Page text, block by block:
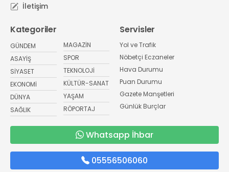
İletişim
Kategoriler
GÜNDEM
ASAYİŞ
SİYASET
EKONOMİ
DÜNYA
SAĞLIK
MAGAZİN
SPOR
TEKNOLOJİ
KÜLTÜR-SANAT
YAŞAM
RÖPORTAJ
Servisler
Yol ve Trafik
Nöbetçi Eczaneler
Hava Durumu
Puan Durumu
Gazete Manşetleri
Günlük Burçlar
Whatsapp İhbar
05556506060